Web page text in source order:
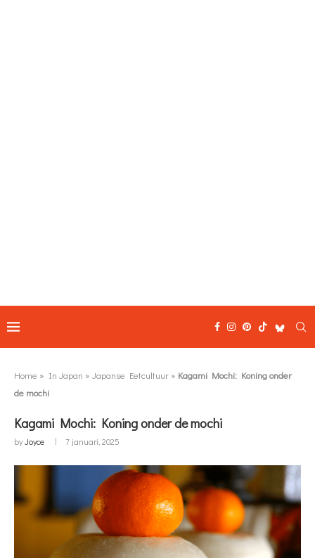
Home » In Japan » Japanse Eetcultuur » Kagami Mochi: Koning onder
de mochi
Kagami Mochi: Koning onder de mochi
byJoyce 7 januari, 2025